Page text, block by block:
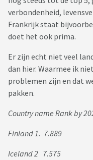
verbondenheid,
Frankrijk staat
doet het ook prima.
Er zijn echt niet veel
dan hier. Waarmee ik
problemen zijn en dat
pakken.
Country name Rank by
Finland 1. 7.889
Iceland 2 7.575